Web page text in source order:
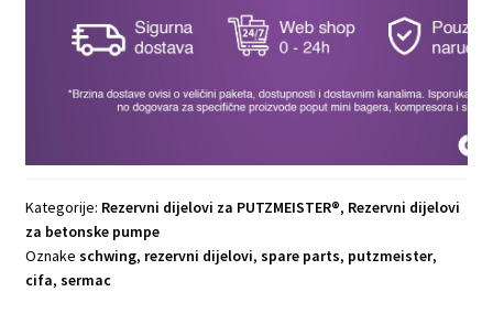
Kategorije: Rezervni dijelovi za PUTZMEISTER®, Rezervni dijelovi
za betonske pumpe
Oznake schwing, rezervni dijelovi, spare parts, putzmeister,
cifa, sermac